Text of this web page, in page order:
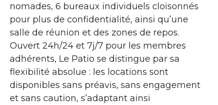
nomades, 6 bureaux individuels cloisonnés
pour plus de confidentialité, ainsi qu’une
salle de réunion et des zones de repos.
Ouvert 24h/24 et 7j/7 pour les membres
adhérents, Le Patio se distingue par sa
flexibilité absolue : les locations sont
disponibles sans préavis, sans engagement
et sans caution, s’adaptant ainsi